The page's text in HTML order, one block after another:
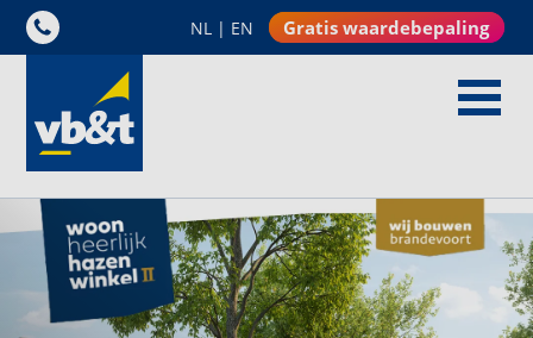
NL | EN Gratis waardebepaling